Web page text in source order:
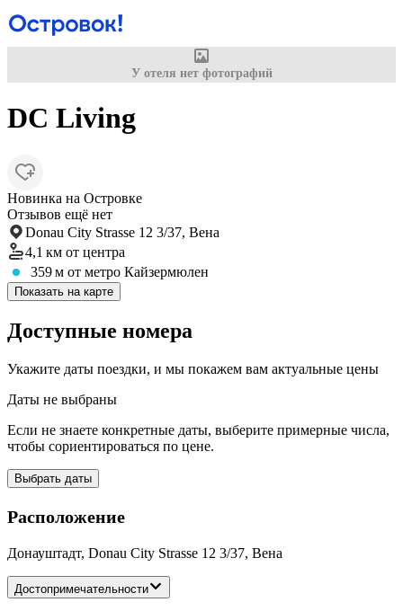
У отеля нет фотографий
DC Living
Новинка на Островке
Отзывов ещё нет
Donau City Strasse 12 3/37, Вена
4,1 км от центра
359 м от метро Кайзермюлен
Показать на карте
Доступные номера
Укажите даты поездки, и мы покажем вам актуальные цены
Даты не выбраны
Если не знаете конкретные даты, выберите примерные числа,
чтобы сориентироваться по цене.
Выбрать даты
Расположение
Донауштадт, Donau City Strasse 12 3/37, Вена
Достопримечательности